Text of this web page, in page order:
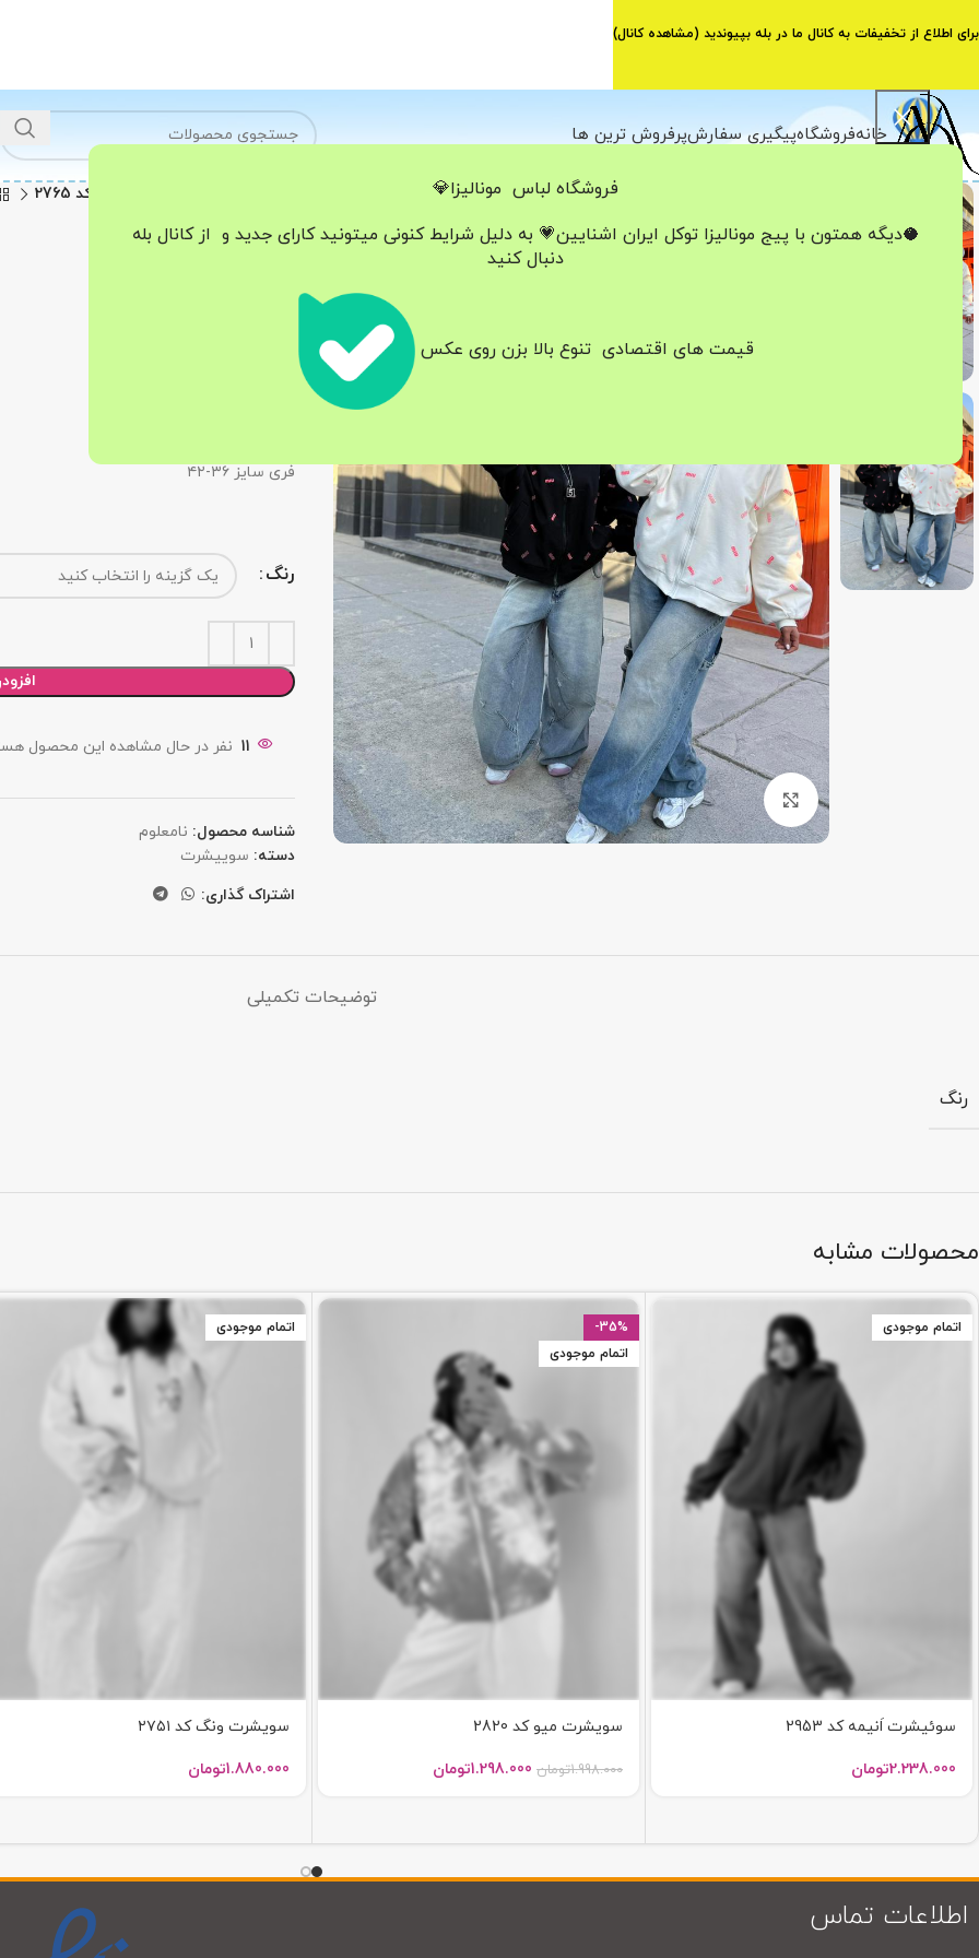
فروشگاه لباس مونالیزا💎
🥥دیگه همتون با پیج مونالیزا تو‌کل ایران اشنایین💗 به دلیل شرایط کنونی میتونید کارای جدید و از کانال بله
دنبال کنید
قیمت های اقتصادی تنوع بالا بزن روی عکس
خانهفروشگاهپیگیری سفارشپرفروش ترین ها
بزرگنمایی تصویر
سویشرت میو کد 2765
سویشرت میو کد 2765
فری سایز ۳۶-۴۲
رنگ
11 نفر در حال مشاهده این محصول
شناسه محصول: نامعلوم
دسته: سوییشرت
اشتراک گذاری:
توضیحات تکمیلی
رنگ
محصولات مشابه
اتمام موجودی
سوئيشرت اَنيمه کد 2953
2.238.000تومان
-35%
اتمام موجودی
سویشرت میو کد 2820
1.998.000تومان 1.298.000تومان
اتمام موجودی
سویشرت ونگ کد ۲۷۵۱
1.880.000تومان
اطلاعات تماس
برای اطلاع از تخفیفات به کانال ما در بله بپیوندید (مشاهده کانال)